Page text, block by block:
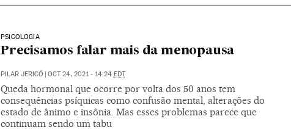
PSICOLOGIA
Precisamos falar mais da menopausa
PILAR JERICÓ | OCT 24, 2021 - 14:24 EDT
Queda hormonal que ocorre por volta dos 50 anos tem
consequências psíquicas como confusão mental, alterações do
estado de ânimo e insônia. Mas esses problemas parece que
continuam sendo um tabu